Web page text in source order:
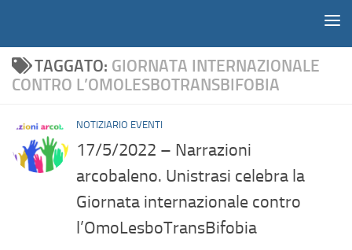
TAGGATO: GIORNATA INTERNAZIONALE
CONTRO L’OMOLESBOTRANSBIFOBIA
NOTIZIARIO EVENTI
17/5/2022 – Narrazioni
arcobaleno. Unistrasi celebra la
Giornata internazionale contro
l’OmoLesboTransBifobia